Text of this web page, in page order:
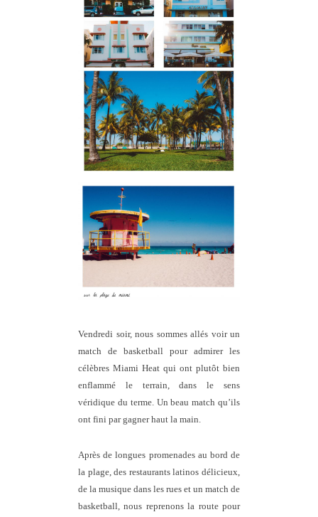
Vendredi soir, nous sommes allés voir un
match de basketball pour admirer les
célèbres Miami Heat qui ont plutôt bien
enflammé le terrain, dans le sens
véridique du terme. Un beau match qu’ils
ont fini par gagner haut la main.
Après de longues promenades au bord de
la plage, des restaurants latinos délicieux,
de la musique dans les rues et un match de
basketball, nous reprenons la route pour